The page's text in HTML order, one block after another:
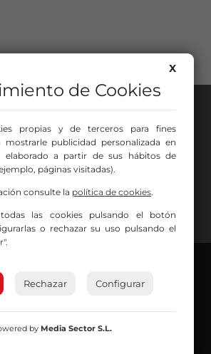
hace40 añosen la88.0
de tu dial. La
todos los públicos, con Más Música,
cinco, deportes, tráfico y la
Eduardo
X
de Cookies
propias y de terceros para fines
publicidad personalizada en
elaborado a partir de sus hábitos de
páginas visitadas).
consulte la política de cookies.
las cookies pulsando el botón
o rechazar su uso pulsando el
Rechazar Configurar
by Media Sector S.L.